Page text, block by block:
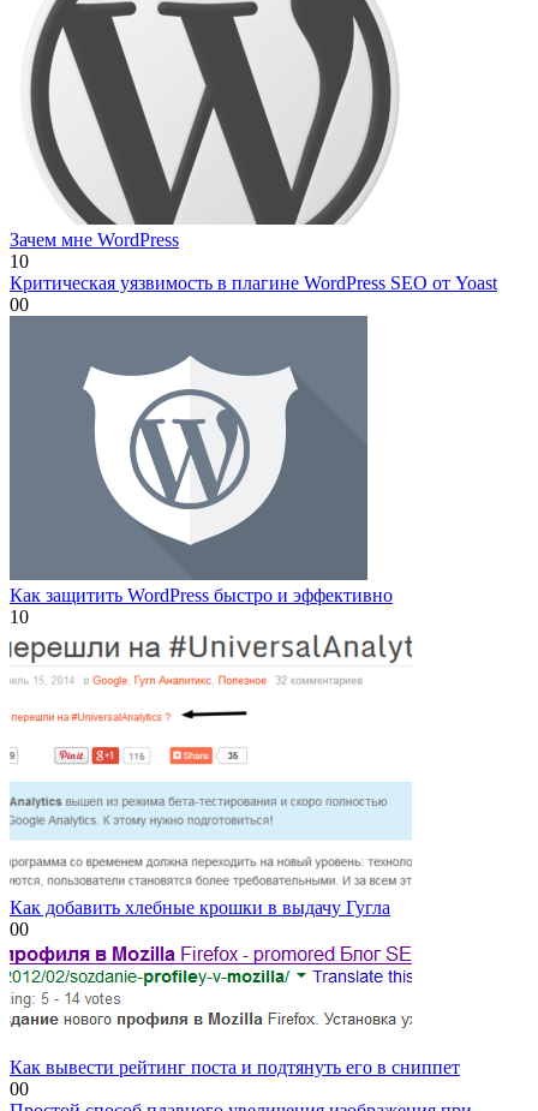
Зачем мне WordPress
10
Критическая уязвимость в плагине WordPress SEO от Yoast
00
Как защитить WordPress быстро и эффективно
10
Как добавить хлебные крошки в выдачу Гугла
00
Как вывести рейтинг поста и подтянуть его в сниппет
00